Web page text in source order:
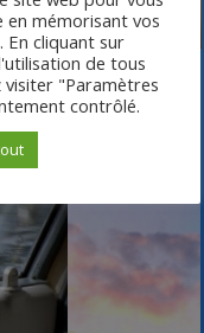
Téhéran No control
mémorisant vos
En cliquant sur
de tous
visiter "Paramètres
contrôlé.